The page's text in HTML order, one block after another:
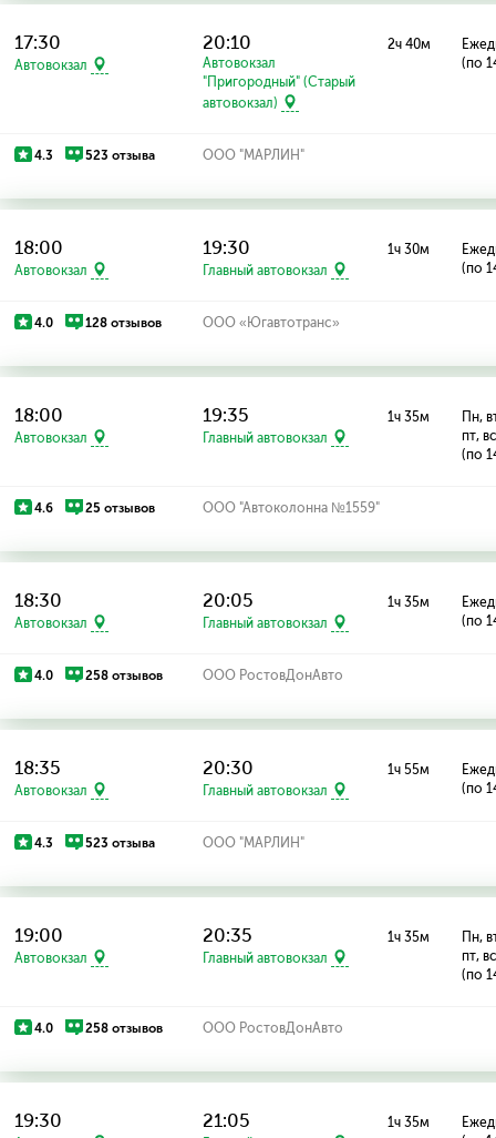
17:30
Автовокзал
20:10
Автовокзал
"Пригородный" (Старый
автовокзал)
2ч 40м
(по
4.3 523 отзыва ООО "МАРЛИН"
18:00
Автовокзал
19:30
Главный автовокзал
1ч 30м
(по
4.0 128 отзывов ООО «Югавтотранс»
18:00
Автовокзал
19:35
Главный автовокзал
1ч 35м
Пн,
пт,
(по
4.6 25 отзывов ООО "Автоколонна №1559"
18:30
Автовокзал
20:05
Главный автовокзал
1ч 35м
(по
4.0 258 отзывов ООО РостовДонАвто
18:35
Автовокзал
20:30
Главный автовокзал
1ч 55м
(по
4.3 523 отзыва ООО "МАРЛИН"
19:00
Автовокзал
20:35
Главный автовокзал
1ч 35м
Пн,
пт,
(по
4.0 258 отзывов ООО РостовДонАвто
19:30 21:05 1ч 35м